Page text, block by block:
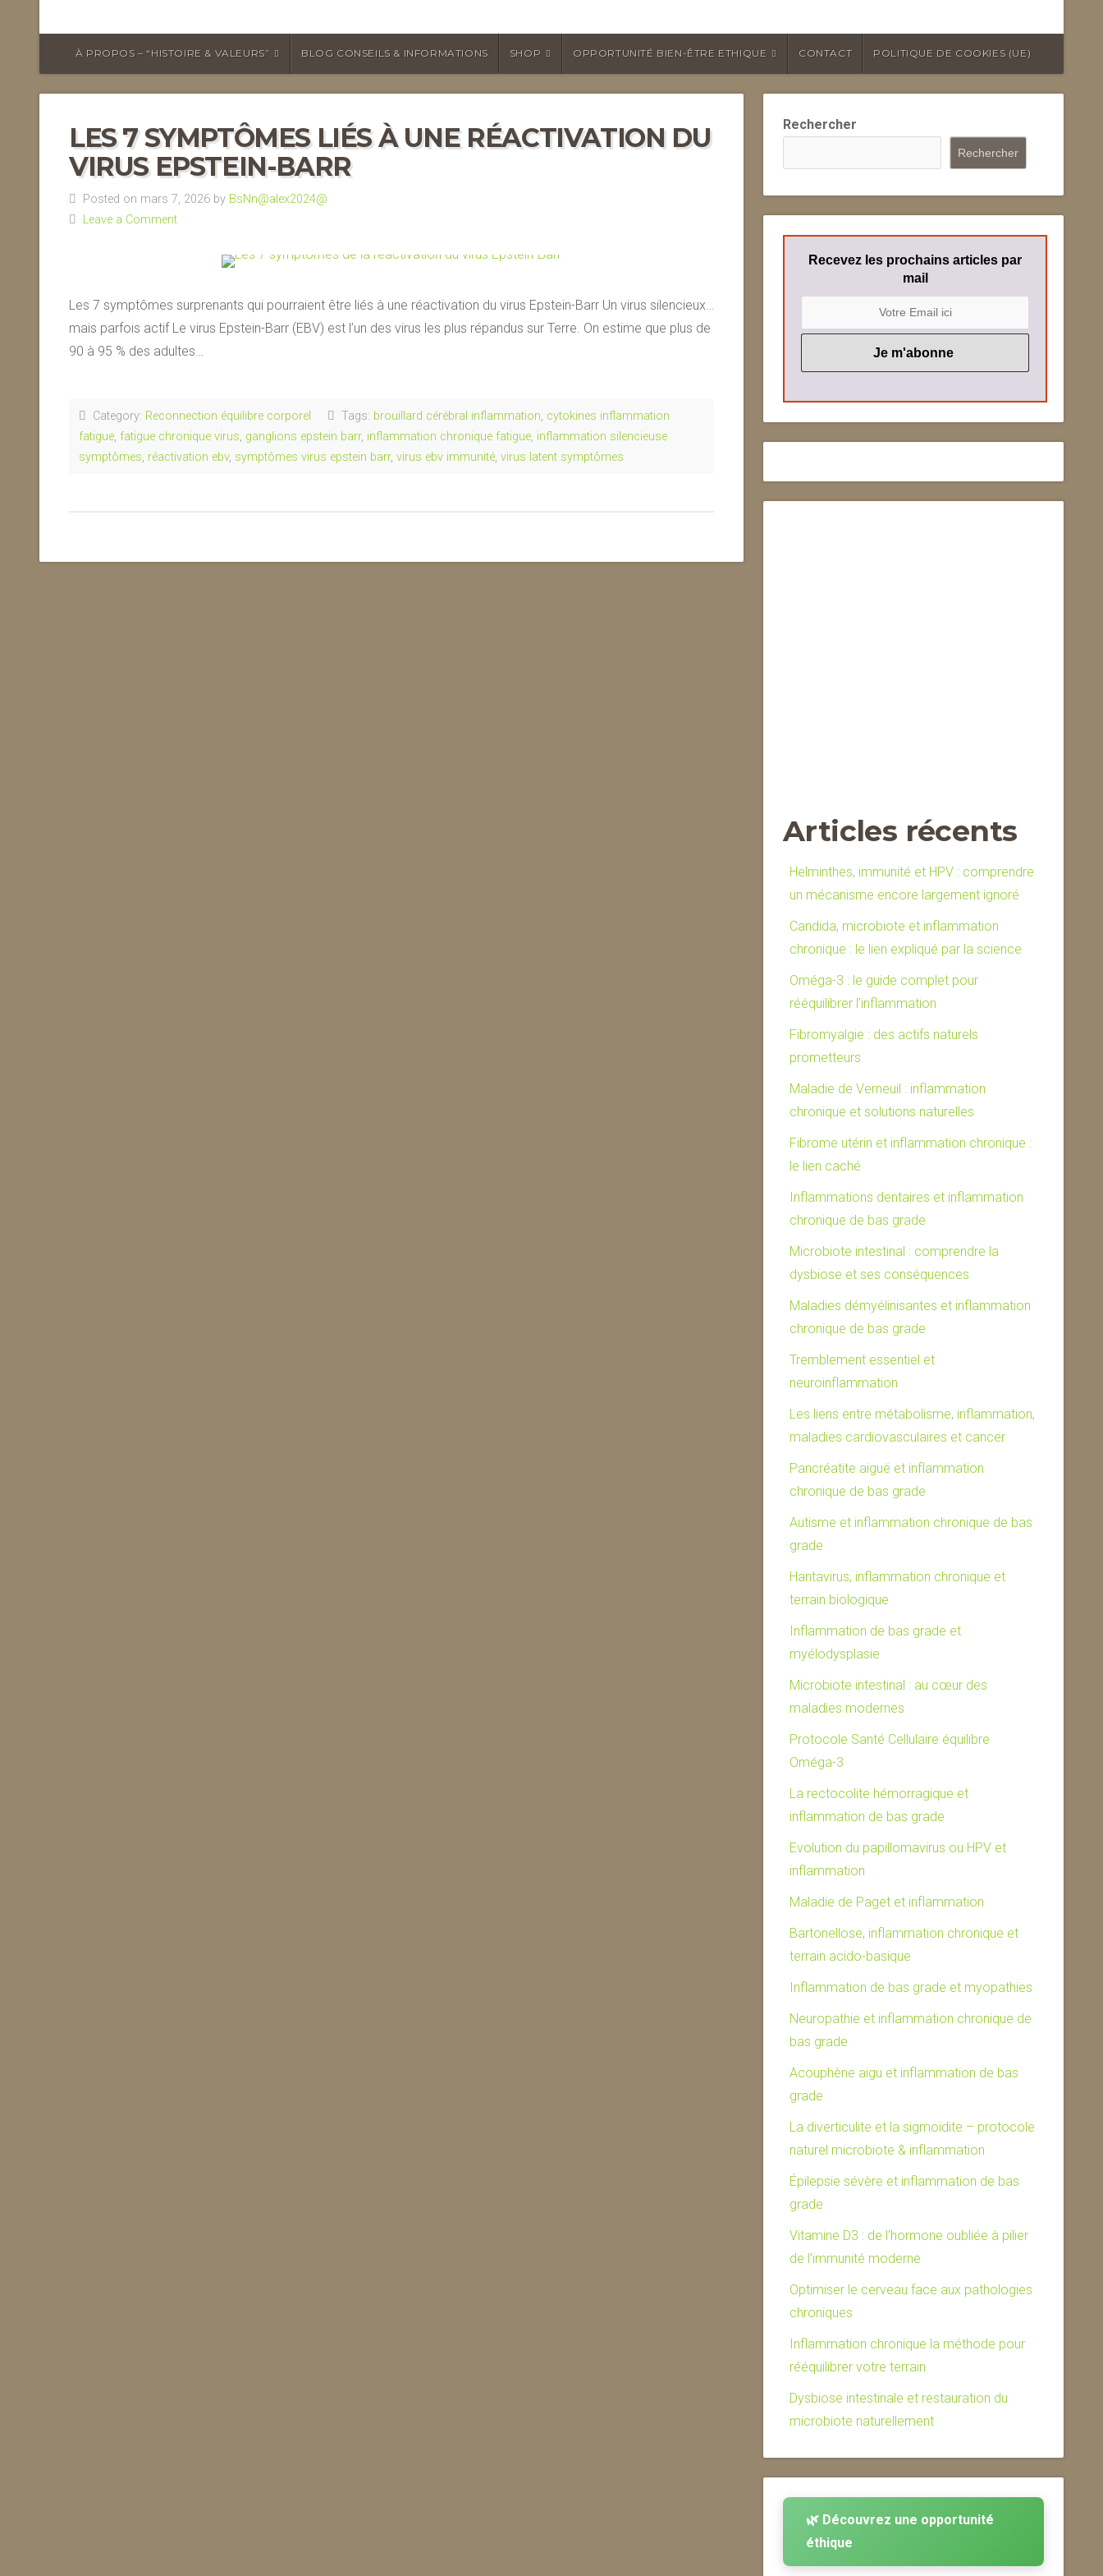
À PROPOS – “HISTOIRE & VALEURS” BLOG CONSEILS & INFORMATIONS SHOP OPPORTUNITÉ BIEN-ÊTRE ETHIQUE CONTACT POLITIQUE DE COOKIES (UE)
LES 7 SYMPTÔMES LIÉS À UNE RÉACTIVATION DU
VIRUS EPSTEIN-BARR
Posted on mars 7, 2026 by BsNn@alex2024@
Leave a Comment
Les 7 symptômes surprenants qui pourraient être liés à une réactivation du virus Epstein-Barr Un virus silencieux…
mais parfois actif Le virus Epstein-Barr (EBV) est l’un des virus les plus répandus sur Terre. On estime que plus de
90 à 95 % des adultes…
Category: Reconnection équilibre corporel Tags: brouillard cérébral inflammation, cytokines inflammation
fatigue, fatigue chronique virus, ganglions epstein barr, inflammation chronique fatigue, inflammation silencieuse
symptômes, réactivation ebv, symptômes virus epstein barr, virus ebv immunité, virus latent symptômes
Rechercher
Rechercher
Recevez les prochains articles par
mail
Articles récents
Helminthes, immunité et HPV : comprendre
un mécanisme encore largement ignoré
Candida, microbiote et inflammation
chronique : le lien expliqué par la science
Oméga-3 : le guide complet pour
rééquilibrer l’inflammation
Fibromyalgie : des actifs naturels
prometteurs
Maladie de Verneuil : inflammation
chronique et solutions naturelles
Fibrome utérin et inflammation chronique :
le lien caché
Inflammations dentaires et inflammation
chronique de bas grade
Microbiote intestinal : comprendre la
dysbiose et ses conséquences
Maladies démyélinisantes et inflammation
chronique de bas grade
Tremblement essentiel et
neuroinflammation
Les liens entre métabolisme, inflammation,
maladies cardiovasculaires et cancer
Pancréatite aiguë et inflammation
chronique de bas grade
Autisme et inflammation chronique de bas
grade
Hantavirus, inflammation chronique et
terrain biologique
Inflammation de bas grade et
myélodysplasie
Microbiote intestinal : au cœur des
maladies modernes
Protocole Santé Cellulaire équilibre
Oméga-3
La rectocolite hémorragique et
inflammation de bas grade
Evolution du papillomavirus ou HPV et
inflammation
Maladie de Paget et inflammation
Bartonellose, inflammation chronique et
terrain acido-basique
Inflammation de bas grade et myopathies
Neuropathie et inflammation chronique de
bas grade
Acouphène aigu et inflammation de bas
grade
La diverticulite et la sigmoïdite – protocole
naturel microbiote & inflammation
Épilepsie sévère et inflammation de bas
grade
Vitamine D3 : de l’hormone oubliée à pilier
de l’immunité moderne
Optimiser le cerveau face aux pathologies
chroniques
Inflammation chronique la méthode pour
rééquilibrer votre terrain
Dysbiose intestinale et restauration du
microbiote naturellement
🌿 Découvrez une opportunité
éthique